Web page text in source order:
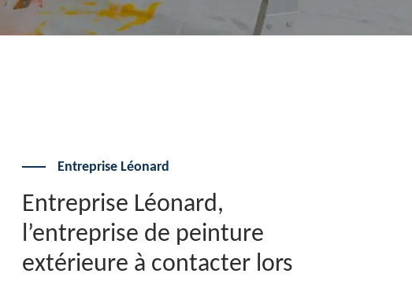
Entreprise Léonard
Entreprise Léonard,
l’entreprise de peinture
extérieure à contacter lors